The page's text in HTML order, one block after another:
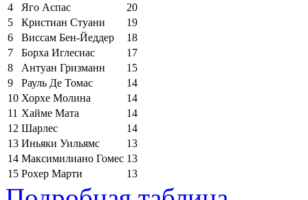
4
Яго Аспас
20
5
Кристиан Стуани
19
6
Виссам Бен-Йеддер
18
7
Борха Иглесиас
17
8
Антуан Гризманн
15
9
Рауль Де Томас
14
10 Хорхе Молина
14
11 Хайме Мата
14
12 Шарлес
14
13 Иньяки Уильямс
13
14 Максимилиано Гомес 13
15 Рохер Марти 13